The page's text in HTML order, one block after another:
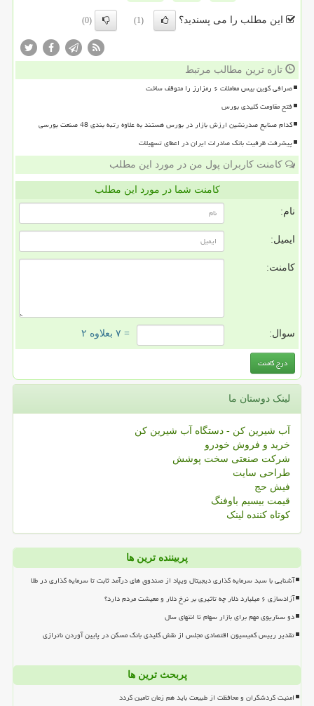
این مطلب را می پسندید؟ (1)
(0)
تازه ترین مطالب مرتبط
صرافی کوین بیس معاملات ۶ رمزارز را متوقف ساخت
فتح مقاومت کلیدی بورس
کدام صنایع صدرنشین ارزش بازار در بورس هستند به علاوه رتبه بندی 48 صنعت بورسی
پیشرفت ظرفیت بانک صادرات ایران در اعطای تسهیلات
کامنت کاربران پول من در مورد این مطلب
کامنت شما در مورد این مطلب
نام:
ایمیل:
کامنت:
سوال: = ۷ بعلاوه ۲
لینک دوستان ما
آب شیرین کن - دستگاه آب شیرین کن
خرید و فروش خودرو
شرکت صنعتی سخت پوشش
طراحی سایت
فیش حج
قیمت بیسیم باوفنگ
کوتاه کننده لینک
پربیننده ترین ها
آشنایی با سبد سرمایه گذاری دیجیتال ویپاد از صندوق های درآمد ثابت تا سرمایه گذاری در طلا
آزادسازی ۶ میلیارد دلار چه تاثیری بر نرخ دلار و معیشت مردم دارد؟
دو سناریوی مهم برای بازار سهام تا انتهای سال
تقدیر رییس کمیسیون اقتصادی مجلس از نقش کلیدی بانک مسکن در پایین آوردن ناترازی
پربحث ترین ها
امنیت گردشگران و محافظت از طبیعت باید هم زمان تامین گردد